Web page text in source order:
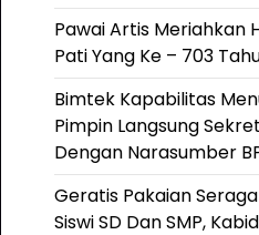
Pawai Artis Meriahkan
Pati Yang Ke – 703
Bimtek Kapabilitas
Pimpin Langsung
Dengan Narasumber
Geratis Pakaian
Siswi SD Dan SMP,